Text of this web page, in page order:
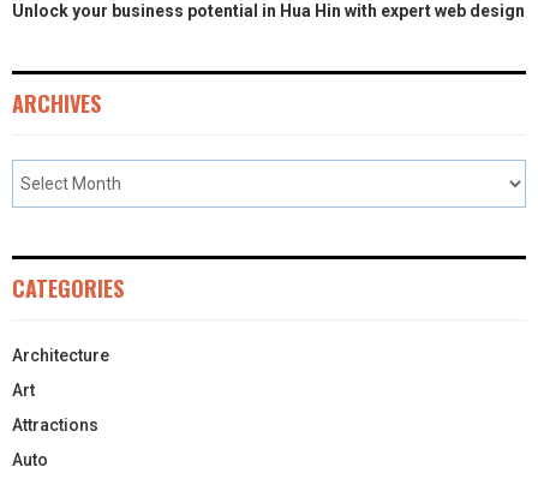
Unlock your business potential in Hua Hin with expert web design
ARCHIVES
CATEGORIES
Architecture
Art
Attractions
Auto